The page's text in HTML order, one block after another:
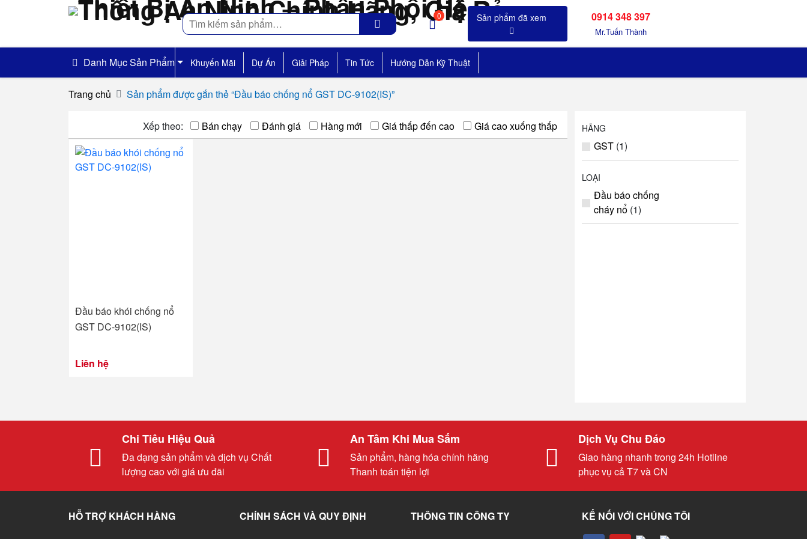
Tìm
kiếm
0 0914 348 397
Mr.Tuấn Thành
Danh Mục Sản Phẩm Khuyến Mãi Dự Án Giải Pháp Tin Tức Hướng Dẫn Kỹ Thuật
Trang chủ Sản phẩm được gắn thẻ “Đầu báo chống nổ GST DC-9102(IS)”
Xếp theo: Bán chạy Đánh giá Hàng mới Giá thấp đến cao Giá cao xuống thấp
Đầu báo khói chống nổ
GST DC-9102(IS)
Liên hệ
HÃNG
GST (1)
LOẠI
Đầu báo chống
cháy nổ (1)
Chi Tiêu Hiệu Quả
Đa dạng sản phẩm và dịch vụ Chất
lượng cao với giá ưu đãi
An Tâm Khi Mua Sắm
Sản phẩm, hàng hóa chính hãng
Thanh toán tiện lợi
Dịch Vụ Chu Đáo
Giao hàng nhanh trong 24h Hotline
phục vụ cả T7 và CN
HỖ TRỢ KHÁCH HÀNG CHÍNH SÁCH VÀ QUY ĐỊNH THÔNG TIN CÔNG TY KẾ NỐI VỚI CHÚNG TÔI